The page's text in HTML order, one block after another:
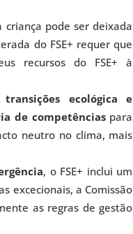
criança pode ser deixada
do FSE+ requer que
recursos do FSE+ à
transições ecológica e
de competênciaspara
neutro no clima, mais
, o FSE+ inclui um
excecionais, a Comissão
as regras de gestão